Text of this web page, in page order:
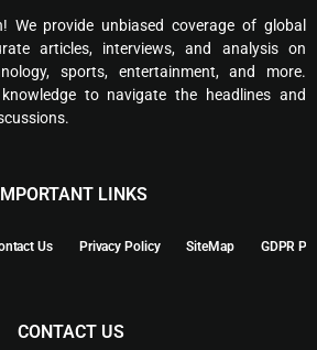
We provide unbiased coverage of global
articles, interviews, and analysis on
sports, entertainment, and more.
to navigate the headlines and
LINKS
Us Privacy Policy SiteMap GDPR
CONTACT US